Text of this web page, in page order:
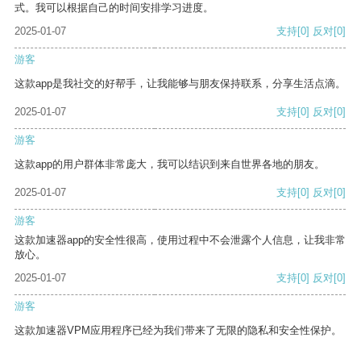
式。我可以根据自己的时间安排学习进度。
2025-01-07
支持[0] 反对[0]
游客
这款app是我社交的好帮手，让我能够与朋友保持联系，分享生活点滴。
2025-01-07 支持[0] 反对[0]
游客
这款app的用户群体非常庞大，我可以结识到来自世界各地的朋友。
2025-01-07 支持[0] 反对[0]
游客
这款加速器app的安全性很高，使用过程中不会泄露个人信息，让我非常
放心。
2025-01-07
支持[0] 反对[0]
游客
这款加速器VPM应用程序已经为我们带来了无限的隐私和安全性保护。